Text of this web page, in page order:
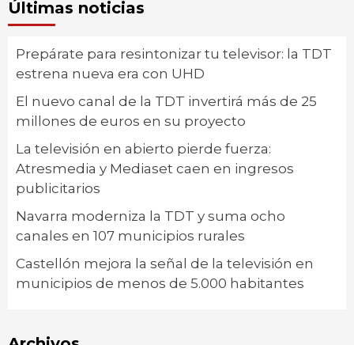
Últimas noticias
Prepárate para resintonizar tu televisor: la TDT
estrena nueva era con UHD
El nuevo canal de la TDT invertirá más de 25
millones de euros en su proyecto
La televisión en abierto pierde fuerza:
Atresmedia y Mediaset caen en ingresos
publicitarios
Navarra moderniza la TDT y suma ocho
canales en 107 municipios rurales
Castellón mejora la señal de la televisión en
municipios de menos de 5.000 habitantes